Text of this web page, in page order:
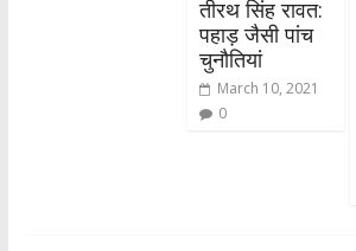
तीरथ सिंह रावत:
पहाड़ जैसी पांच
चुनौतियां
March 10, 2021
0